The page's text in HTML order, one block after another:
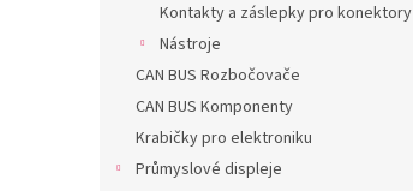
Kontakty a záslepky pro konektory
Nástroje
CAN BUS Rozbočovače
CAN BUS Komponenty
Krabičky pro elektroniku
Průmyslové displeje